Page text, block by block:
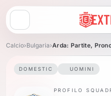
Apri menu
Calcio›Bulgaria›Arda: Partite,
DOMESTIC UOMINI
PROFILO